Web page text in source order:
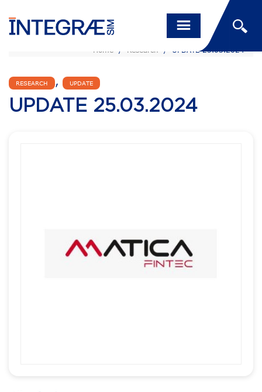
Home / Research / UPDATE 25.03.2024
RESEARCH , UPDATE
UPDATE 25.03.2024